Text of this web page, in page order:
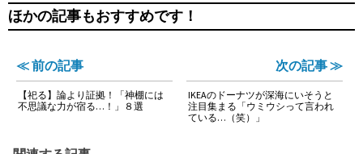
ほかの記事もおすすめです！
≪ 前の記事
【祀る】論より証拠！「神棚には
不思議な力が宿る…！」８選
次の記事 ≫
IKEAのドーナツが深海にいそうと
注目集まる「ウミウシって言われ
ている…（笑）」